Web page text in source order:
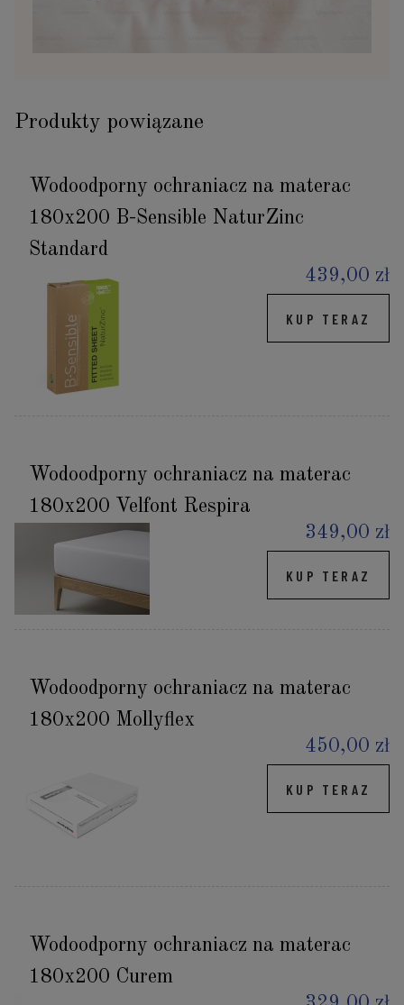
Produkty powiązane
Wodoodporny ochraniacz na materac
180x200 B-Sensible NaturZinc
Standard
439,00 zł
KUP TERAZ
Wodoodporny ochraniacz na materac
180x200 Velfont Respira
349,00 zł
KUP TERAZ
Wodoodporny ochraniacz na materac
180x200 Mollyflex
450,00 zł
KUP TERAZ
Wodoodporny ochraniacz na materac
180x200 Curem